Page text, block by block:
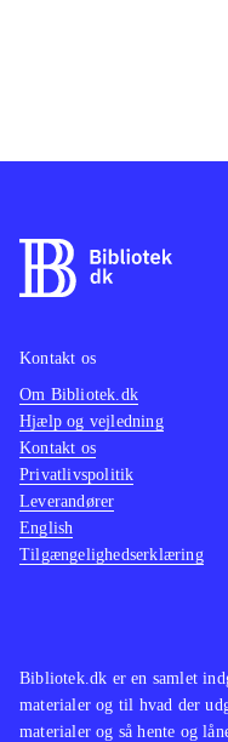
kende og forstår
våben er magiske
chancen for at
byder på et
mangaunivers.
forholdsvis
bruge tid på at
fulde udbytte og
mange lange
der er ikon for
serierne Final
quest. Ni no Kuni
Bibliotek.dk er en samlet
materialer og til hvad der
materialer og så hente og
Kontakt os
Om Bibliotek.dk
Hjælp og vejledning
Kontakt os
Privatlivspolitik
Leverandører
English
Tilgængelighedserklæring